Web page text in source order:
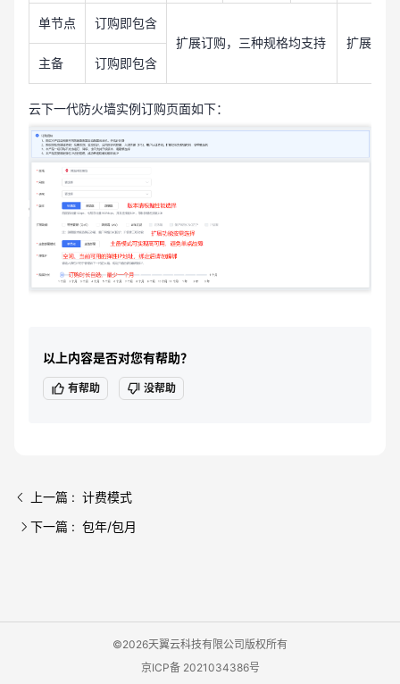
单节点
订购即包含
扩展订购，三种规格均支持
扩展订购
主备
订购即包含
云下一代防火墙实例订购页面如下：
以上内容是否对您有帮助？
有帮助 没帮助
上一篇 : 计费模式
下一篇 : 包年/包月
©2026天翼云科技有限公司版权所有
京ICP备 2021034386号